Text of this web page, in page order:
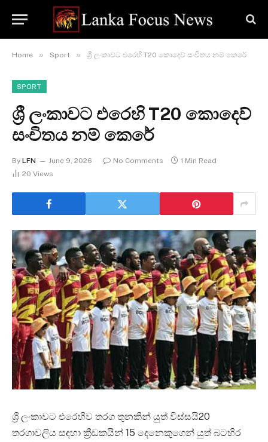
Home » Sport » ශ්‍රී ලංකාවට එරෙහි T20 කොදෙව් සංචිතය නම් කෙරේ
SPORT
ශ්‍රී ලංකාවට එරෙහි T20 කොදෙව්
සංචිතය නම් කෙරේ
By LFN June 9, 2026 No Comments
1 Min Read
20 Views
ශ්‍රී ලංකාවට එරෙහිව තරග තුනකින් යුත් විස්සයි20
තරගාවලිය සඳහා ක්‍රීඩකයින් 15 දෙනෙකුගෙන් යුත් බටහිර